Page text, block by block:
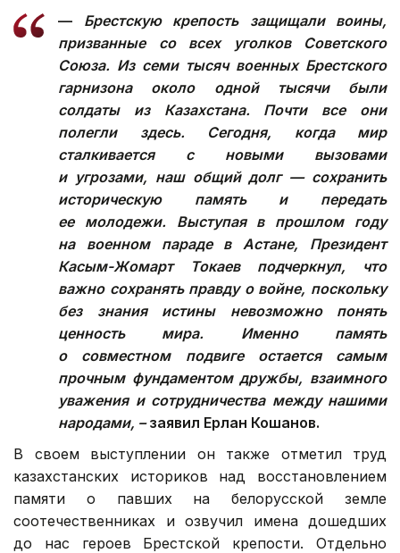
— Брестскую крепость защищали воины,
призванные со всех уголков Советского
Союза. Из семи тысяч военных Брестского
гарнизона около одной тысячи были
солдаты из Казахстана. Почти все они
полегли здесь. Сегодня, когда мир
сталкивается с новыми вызовами
и угрозами, наш общий долг — сохранить
историческую память и передать
ее молодежи. Выступая в прошлом году
на военном параде в Астане, Президент
Касым-Жомарт Токаев подчеркнул, что
важно сохранять правду о войне, поскольку
без знания истины невозможно понять
ценность мира. Именно память
о совместном подвиге остается самым
прочным фундаментом дружбы, взаимного
уважения и сотрудничества между нашими
народами, –заявил Ерлан Кошанов.
В своем выступлении он также отметил труд
казахстанских историков над восстановлением
памяти о павших на белорусской земле
соотечественниках и озвучил имена дошедших
до нас героев Брестской крепости. Отдельно